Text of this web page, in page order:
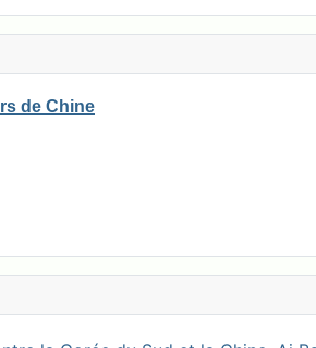
de Chine